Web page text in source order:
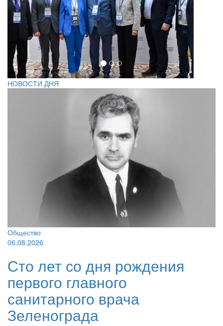
НОВОСТИ ДНЯ
Общество
06.08.2026
Сто лет со дня рождения
первого главного
санитарного врача
Зеленограда